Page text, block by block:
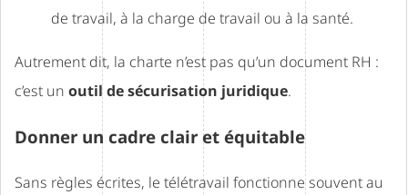
de travail, à la charge de travail ou à la santé.
Autrement dit, la charte n’est pas qu’un document RH :
c’est un outil de sécurisation juridique.
Donner un cadre clair et équitable
Sans règles écrites, le télétravail fonctionne souvent au